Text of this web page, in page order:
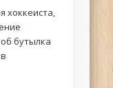
хоккеиста,
бутылка